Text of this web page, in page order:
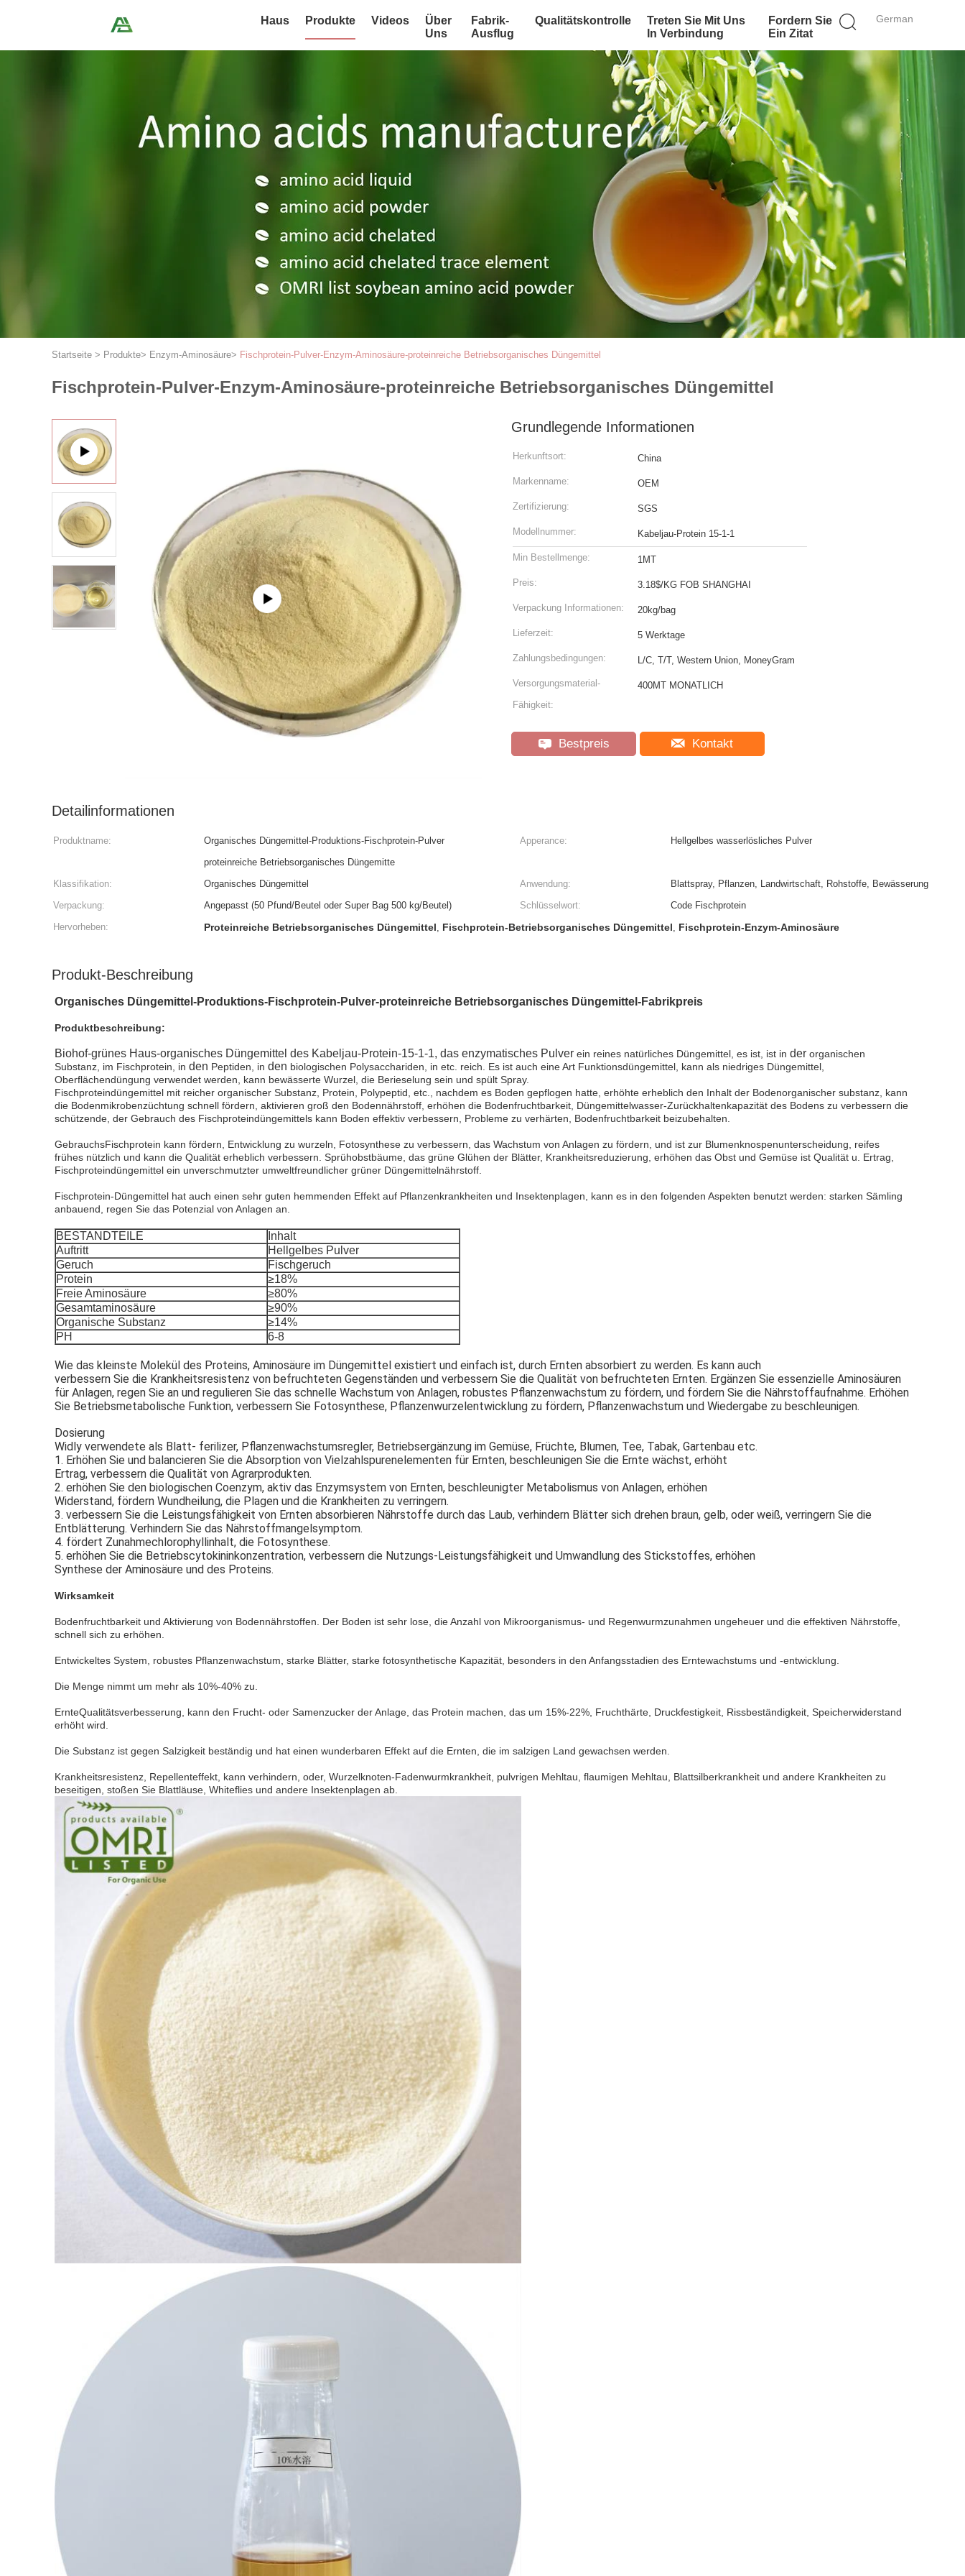
German
Haus Produkte Videos
Über
Uns
Fabrik-
Ausflug
Qualitätskontrolle
Treten Sie Mit Uns
In Verbindung
Fordern Sie
Ein Zitat
Startseite > Produkte> Enzym-Aminosäure> Fischprotein-Pulver-Enzym-Aminosäure-proteinreiche Betriebsorganisches Düngemittel
Fischprotein-Pulver-Enzym-Aminosäure-proteinreiche Betriebsorganisches Düngemittel
Grundlegende Informationen
Herkunftsort: China
Markenname: OEM
Zertifizierung: SGS
Modellnummer: Kabeljau-Protein 15-1-1
Min Bestellmenge: 1MT
Preis: 3.18$/KG FOB SHANGHAI
Verpackung Informationen: 20kg/bag
Lieferzeit: 5 Werktage
Zahlungsbedingungen: L/C, T/T, Western Union, MoneyGram
Versorgungsmaterial-
Fähigkeit:
400MT MONATLICH
Bestpreis Kontakt
Detailinformationen
Produktname:
Organisches Düngemittel-Produktions-Fischprotein-Pulver
proteinreiche Betriebsorganisches Düngemitte
Apperance: Hellgelbes wasserlösliches Pulver
Klassifikation: Organisches Düngemittel Anwendung:
Blattspray, Pflanzen, Landwirtschaft, Rohstoffe, Bewässerung
Verpackung:
Angepasst (50 Pfund/Beutel oder Super Bag 500 kg/Beutel) Schlüsselwort:
Code Fischprotein
Hervorheben:
Proteinreiche Betriebsorganisches Düngemittel, Fischprotein-Betriebsorganisches Düngemittel, Fischprotein-Enzym-Aminosäure
Produkt-Beschreibung
Organisches Düngemittel-Produktions-Fischprotein-Pulver-proteinreiche Betriebsorganisches Düngemittel-Fabrikpreis
Produktbeschreibung:
Biohof-grünes Haus-organisches Düngemittel des Kabeljau-Protein-15-1-1, das enzymatisches Pulver ein reines natürliches Düngemittel, es ist, ist in der organischen
Substanz, im Fischprotein, in den Peptiden, in den biologischen Polysacchariden, in etc. reich. Es ist auch eine Art Funktionsdüngemittel, kann als niedriges Düngemittel,
Oberflächendüngung verwendet werden, kann bewässerte Wurzel, die Berieselung sein und spült Spray.
Fischproteindüngemittel mit reicher organischer Substanz, Protein, Polypeptid, etc., nachdem es Boden gepflogen hatte, erhöhte erheblich den Inhalt der Bodenorganischer substanz, kann
die Bodenmikrobenzüchtung schnell fördern, aktivieren groß den Bodennährstoff, erhöhen die Bodenfruchtbarkeit, Düngemittelwasser-Zurückhaltenkapazität des Bodens zu verbessern die
schützende, der Gebrauch des Fischproteindüngemittels kann Boden effektiv verbessern, Probleme zu verhärten, Bodenfruchtbarkeit beizubehalten.
GebrauchsFischprotein kann fördern, Entwicklung zu wurzeln, Fotosynthese zu verbessern, das Wachstum von Anlagen zu fördern, und ist zur Blumenknospenunterscheidung, reifes
frühes nützlich und kann die Qualität erheblich verbessern. Sprühobstbäume, das grüne Glühen der Blätter, Krankheitsreduzierung, erhöhen das Obst und Gemüse ist Qualität u. Ertrag,
Fischproteindüngemittel ein unverschmutzter umweltfreundlicher grüner Düngemittelnährstoff.
Fischprotein-Düngemittel hat auch einen sehr guten hemmenden Effekt auf Pflanzenkrankheiten und Insektenplagen, kann es in den folgenden Aspekten benutzt werden: starken Sämling
anbauend, regen Sie das Potenzial von Anlagen an.
BESTANDTEILE
Inhalt
Auftritt
Hellgelbes Pulver
Geruch
Fischgeruch
Protein
≥18%
Freie Aminosäure
≥80%
Gesamtaminosäure
≥90%
Organische Substanz
≥14%
PH
6-8
Wie das kleinste Molekül des Proteins, Aminosäure im Düngemittel existiert und einfach ist, durch Ernten absorbiert zu werden. Es kann auch
verbessern Sie die Krankheitsresistenz von befruchteten Gegenständen und verbessern Sie die Qualität von befruchteten Ernten. Ergänzen Sie essenzielle Aminosäuren
für Anlagen, regen Sie an und regulieren Sie das schnelle Wachstum von Anlagen, robustes Pflanzenwachstum zu fördern, und fördern Sie die Nährstoffaufnahme. Erhöhen
Sie Betriebsmetabolische Funktion, verbessern Sie Fotosynthese, Pflanzenwurzelentwicklung zu fördern, Pflanzenwachstum und Wiedergabe zu beschleunigen.
Dosierung
Widly verwendete als Blatt- ferilizer, Pflanzenwachstumsregler, Betriebsergänzung im Gemüse, Früchte, Blumen, Tee, Tabak, Gartenbau etc.
1. Erhöhen Sie und balancieren Sie die Absorption von Vielzahlspurenelementen für Ernten, beschleunigen Sie die Ernte wächst, erhöht
Ertrag, verbessern die Qualität von Agrarprodukten.
2. erhöhen Sie den biologischen Coenzym, aktiv das Enzymsystem von Ernten, beschleunigter Metabolismus von Anlagen, erhöhen
Widerstand, fördern Wundheilung, die Plagen und die Krankheiten zu verringern.
3. verbessern Sie die Leistungsfähigkeit von Ernten absorbieren Nährstoffe durch das Laub, verhindern Blätter sich drehen braun, gelb, oder weiß, verringern Sie die
Entblätterung. Verhindern Sie das Nährstoffmangelsymptom.
4. fördert Zunahmechlorophyllinhalt, die Fotosynthese.
5. erhöhen Sie die Betriebscytokininkonzentration, verbessern die Nutzungs-Leistungsfähigkeit und Umwandlung des Stickstoffes, erhöhen
Synthese der Aminosäure und des Proteins.
Wirksamkeit
Bodenfruchtbarkeit und Aktivierung von Bodennährstoffen. Der Boden ist sehr lose, die Anzahl von Mikroorganismus- und Regenwurmzunahmen ungeheuer und die effektiven Nährstoffe,
schnell sich zu erhöhen.
Entwickeltes System, robustes Pflanzenwachstum, starke Blätter, starke fotosynthetische Kapazität, besonders in den Anfangsstadien des Erntewachstums und -entwicklung.
Die Menge nimmt um mehr als 10%-40% zu.
ErnteQualitätsverbesserung, kann den Frucht- oder Samenzucker der Anlage, das Protein machen, das um 15%-22%, Fruchthärte, Druckfestigkeit, Rissbeständigkeit, Speicherwiderstand
erhöht wird.
Die Substanz ist gegen Salzigkeit beständig und hat einen wunderbaren Effekt auf die Ernten, die im salzigen Land gewachsen werden.
Krankheitsresistenz, Repellenteffekt, kann verhindern, oder, Wurzelknoten-Fadenwurmkrankheit, pulvrigen Mehltau, flaumigen Mehltau, Blattsilberkrankheit und andere Krankheiten zu
beseitigen, stoßen Sie Blattläuse, Whiteflies und andere Insektenplagen ab.